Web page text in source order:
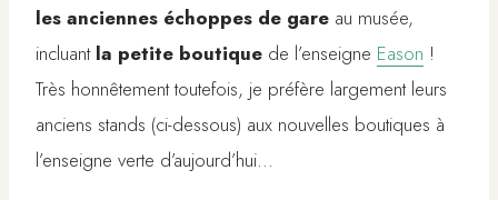
les anciennes échoppes de gare au musée,
incluant la petite boutique de l’enseigne Eason !
Très honnêtement toutefois, je préfère largement leurs
anciens stands (ci-dessous) aux nouvelles boutiques à
l’enseigne verte d’aujourd’hui…